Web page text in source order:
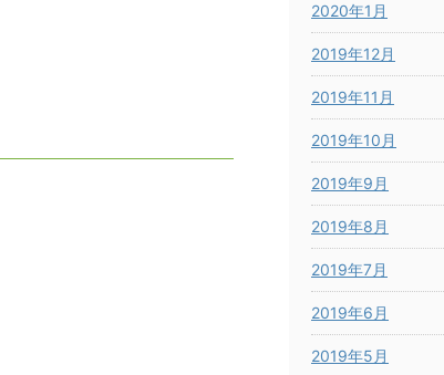
2020年1月
2019年12月
2019年11月
2019年10月
2019年9月
2019年8月
2019年7月
2019年6月
2019年5月